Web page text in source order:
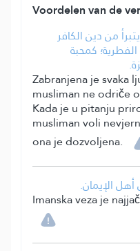
Voordelen van de
من دين الكافر
كمحبة
Zabranjena je svaka
musliman ne odriče
Kada je u pitanju
musliman voli
ona je dozvoljena.
أهل الإيمان.
Imanska veza je